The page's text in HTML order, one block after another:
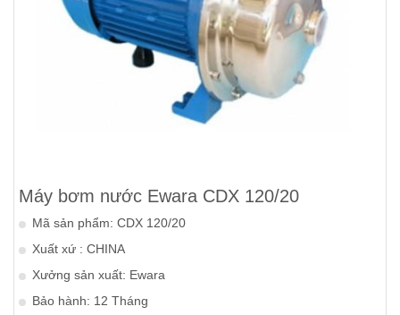
Máy bơm nước Ewara CDX 120/20
Mã sản phẩm: CDX 120/20
Xuất xứ : CHINA
Xưởng sản xuất: Ewara
Bảo hành: 12 Tháng